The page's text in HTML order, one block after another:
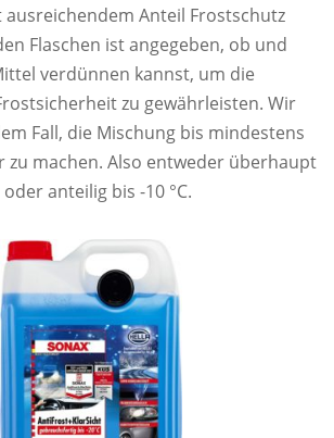
ausreichendem Anteil Frostschutz
Flaschen ist angegeben, ob und
verdünnen kannst, um die
zu gewährleisten. Wir
Fall, die Mischung bis mindestens
zu machen. Also entweder überhaupt
anteilig bis -10 °C.